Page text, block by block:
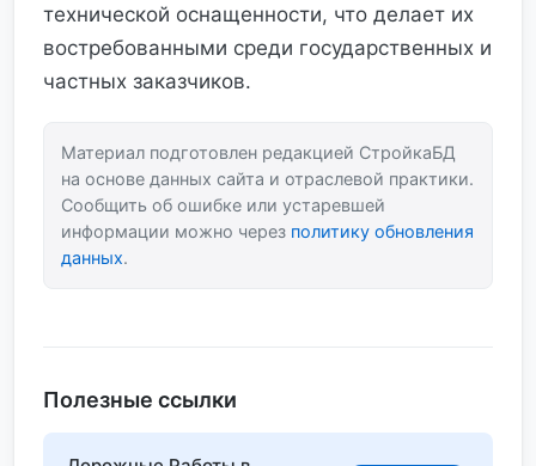
технической оснащенности, что делает их
востребованными среди государственных и
частных заказчиков.
Материал подготовлен редакцией СтройкаБД
на основе данных сайта и отраслевой практики.
Сообщить об ошибке или устаревшей
информации можно через политику обновления
данных.
Полезные ссылки